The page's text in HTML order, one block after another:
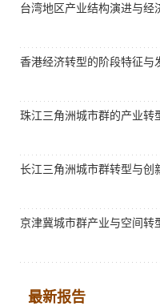
台湾地区产业结构演进与经
香港经济转型的阶段特征与
珠江三角洲城市群的产业转
长江三角洲城市群转型与创
京津冀城市群产业与空间转
最新报告